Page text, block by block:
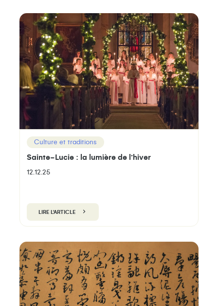
Culture et traditions
Sainte-Lucie : la lumière de l’hiver
12.12.25
LIRE L'ARTICLE